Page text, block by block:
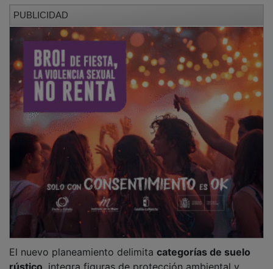
rústico , integra figuras de protección ambiental y